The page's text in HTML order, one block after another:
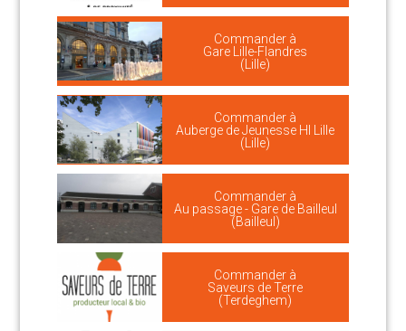
Commander à
Gare Lille-Flandres
(Lille)
Commander à
Auberge de Jeunesse HI Lille
(Lille)
Commander à
Au passage - Gare de Bailleul
(Bailleul)
Commander à
Saveurs de Terre
(Terdeghem)